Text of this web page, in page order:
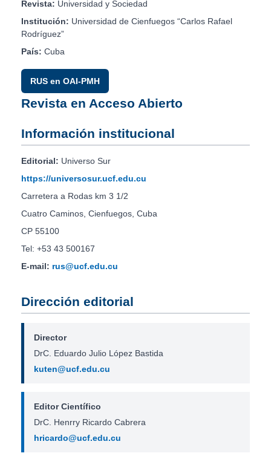
Revista: Universidad y Sociedad
Institución: Universidad de Cienfuegos “Carlos Rafael
Rodríguez”
País: Cuba
RUS en OAI-PMH
Revista en Acceso Abierto
Información institucional
Editorial: Universo Sur
https://universosur.ucf.edu.cu
Carretera a Rodas km 3 1/2
Cuatro Caminos, Cienfuegos, Cuba
CP 55100
Tel: +53 43 500167
E-mail: rus@ucf.edu.cu
Dirección editorial
Director
DrC. Eduardo Julio López Bastida
kuten@ucf.edu.cu
Editor Científico
DrC. Henrry Ricardo Cabrera
hricardo@ucf.edu.cu